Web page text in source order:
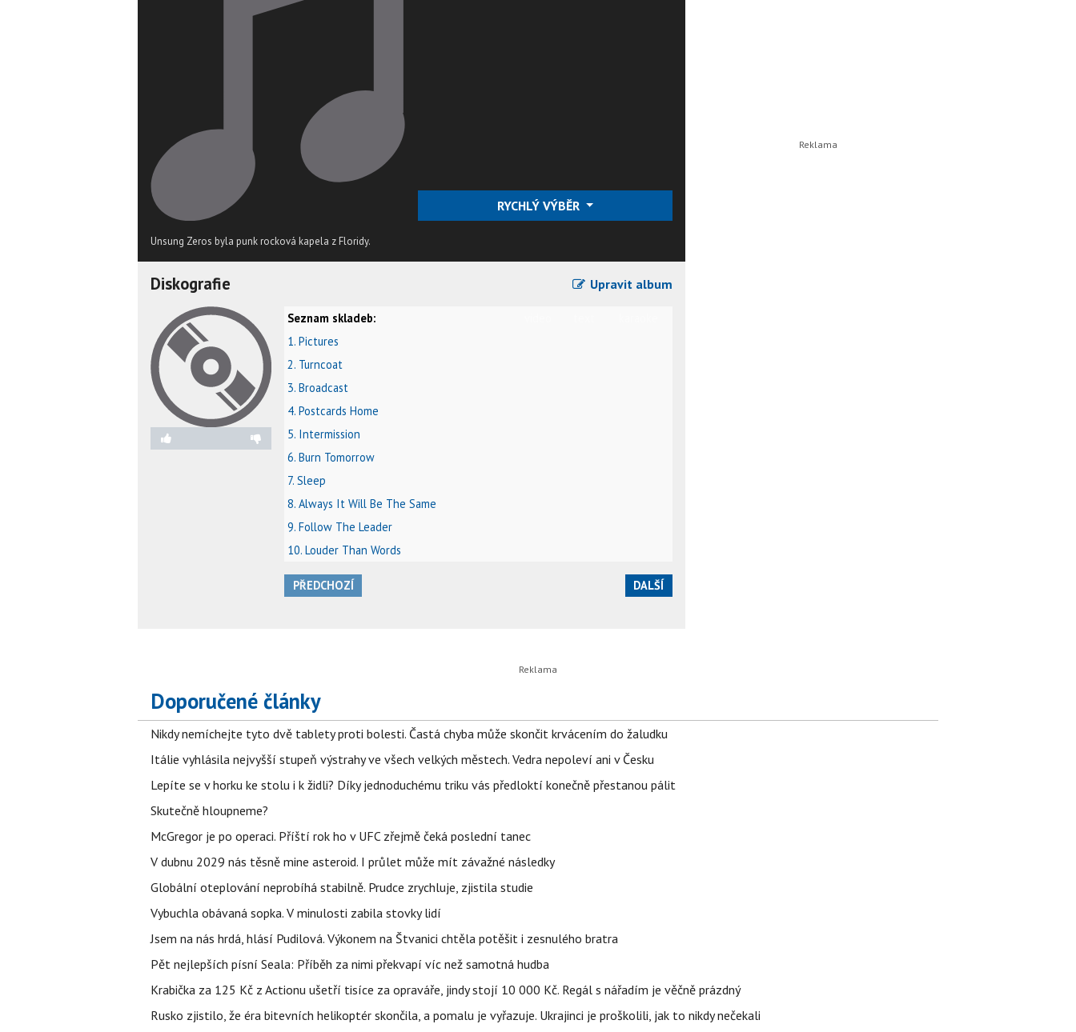
RYCHLÝ VÝBĚR
Unsung Zeros byla punk rocková kapela z Floridy.
Diskografie Upravit album
Seznam skladeb:
1. Pictures
2. Turncoat
3. Broadcast
4. Postcards Home
5. Intermission
6. Burn Tomorrow
7. Sleep
8. Always It Will Be The Same
9. Follow The Leader
10. Louder Than Words
PŘEDCHOZÍ DALŠÍ
Doporučené články
Nikdy nemíchejte tyto dvě tablety proti bolesti. Častá chyba může skončit krvácením do žaludku
Itálie vyhlásila nejvyšší stupeň výstrahy ve všech velkých městech. Vedra nepoleví ani v Česku
Lepíte se v horku ke stolu i k židli? Díky jednoduchému triku vás předloktí konečně přestanou pálit
Skutečně hloupneme?
McGregor je po operaci. Příští rok ho v UFC zřejmě čeká poslední tanec
V dubnu 2029 nás těsně mine asteroid. I průlet může mít závažné následky
Globální oteplování neprobíhá stabilně. Prudce zrychluje, zjistila studie
Vybuchla obávaná sopka. V minulosti zabila stovky lidí
Jsem na nás hrdá, hlásí Pudilová. Výkonem na Štvanici chtěla potěšit i zesnulého bratra
Pět nejlepších písní Seala: Příběh za nimi překvapí víc než samotná hudba
Krabička za 125 Kč z Actionu ušetří tisíce za opraváře, jindy stojí 10 000 Kč. Regál s nářadím je věčně prázdný
Rusko zjistilo, že éra bitevních helikoptér skončila, a pomalu je vyřazuje. Ukrajinci je proškolili, jak to nikdy nečekali